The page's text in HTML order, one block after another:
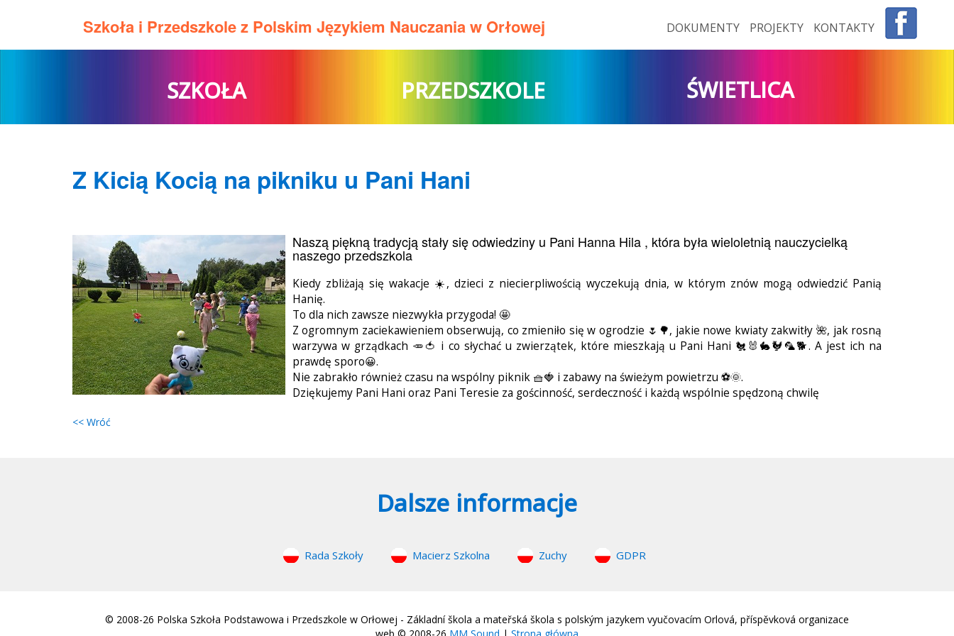
Szkoła i Przedszkole z Polskim Językiem Nauczania w Orłowej DOKUMENTY PROJEKTY KONTAKTY
SZKOŁA PRZEDSZKOLE ŚWIETLICA
Z Kicią Kocią na pikniku u Pani Hani
Naszą piękną tradycją stały się odwiedziny u Pani Hanna Hila , która była wieloletnią nauczycielką
naszego przedszkola
Kiedy zbliżają się wakacje ☀️, dzieci z niecierpliwością wyczekują dnia, w którym znów mogą odwiedzić Panią
Hanię.
To dla nich zawsze niezwykła przygoda! 🤩
Z ogromnym zaciekawieniem obserwują, co zmieniło się w ogrodzie 🌷🌳, jakie nowe kwiaty zakwitły 🌺, jak rosną
warzywa w grządkach 🥕🍅 i co słychać u zwierzątek, które mieszkają u Pani Hani 🐔🐰🐇🐓🦜🐕. A jest ich na
prawdę sporo😀.
Nie zabrakło również czasu na wspólny piknik 🧺🍓 i zabawy na świeżym powietrzu ⚽🌞.
Dziękujemy Pani Hani oraz Pani Teresie za gościnność, serdeczność i każdą wspólnie spędzoną chwilę
<< Wróć
Dalsze informacje
Rada Szkoły Macierz Szkolna Zuchy GDPR
© 2008-26 Polska Szkoła Podstawowa i Przedszkole w Orłowej - Základní škola a mateřská škola s polským jazykem vyučovacím Orlová, příspěvková organizace